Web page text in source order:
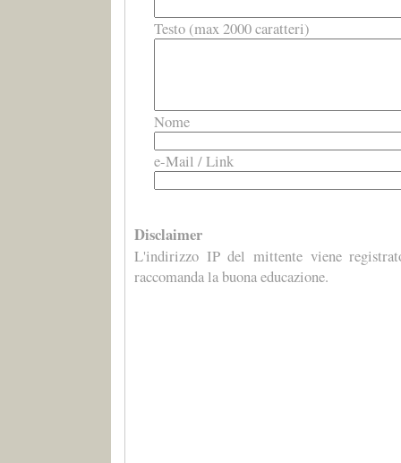
Testo (max 2000 caratteri)
Nome
e-Mail / Link
Disclaimer
L'indirizzo IP del mittente viene
raccomanda la buona educazione.